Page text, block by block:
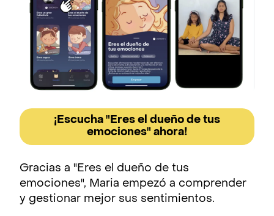
¡Escucha "Eres el dueño de tus
emociones" ahora!
Gracias a "Eres el dueño de tus
emociones", Maria empezó a comprender
y gestionar mejor sus sentimientos.